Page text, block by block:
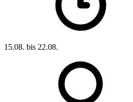
15.08. bis 22.08.